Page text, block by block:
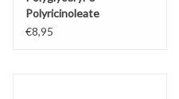
Polyricinoleate
€8,95